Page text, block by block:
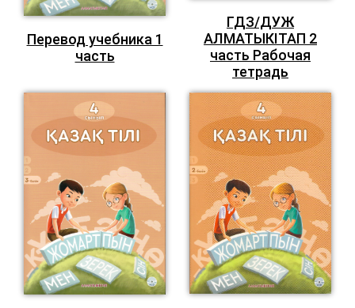
Перевод учебника 1
часть
ГДЗ/ДУЖ
АЛМАТЫКIТАП 2
часть Рабочая
тетрадь